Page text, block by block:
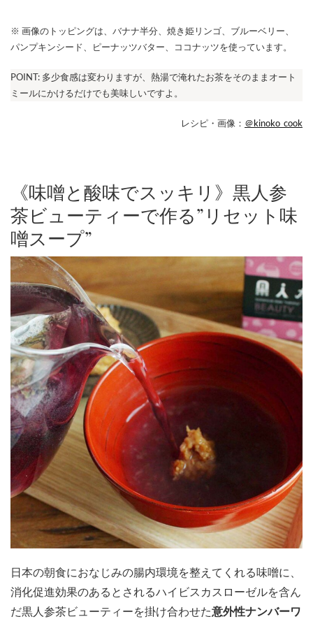
※ 画像のトッピングは、バナナ半分、焼き姫リンゴ、ブルーベリー、
パンプキンシード、ピーナッツバター、ココナッツを使っています。
POINT: 多少食感は変わりますが、熱湯で淹れたお茶をそのままオート
ミールにかけるだけでも美味しいですよ。
レシピ・画像： ＠kinoko_cook
《味噌と酸味でスッキリ》黒人参
茶ビューティーで作る”リセット味
噌スープ”
日本の朝食におなじみの腸内環境を整えてくれる味噌に、
消化促進効果のあるとされるハイビスカスローゼルを含ん
だ黒人参茶ビューティーを掛け合わせた意外性ナンバーワ